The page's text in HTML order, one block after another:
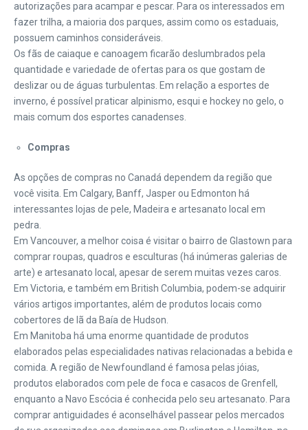
autorizações para acampar e pescar. Para os interessados em
fazer trilha, a maioria dos parques, assim como os estaduais,
possuem caminhos consideráveis.
Os fãs de caiaque e canoagem ficarão deslumbrados pela
quantidade e variedade de ofertas para os que gostam de
deslizar ou de águas turbulentas. Em relação a esportes de
inverno, é possível praticar alpinismo, esqui e hockey no gelo, o
mais comum dos esportes canadenses.
Compras
As opções de compras no Canadá dependem da região que
você visita. Em Calgary, Banff, Jasper ou Edmonton há
interessantes lojas de pele, Madeira e artesanato local em
pedra.
Em Vancouver, a melhor coisa é visitar o bairro de Glastown para
comprar roupas, quadros e esculturas (há inúmeras galerias de
arte) e artesanato local, apesar de serem muitas vezes caros.
Em Victoria, e também em British Columbia, podem-se adquirir
vários artigos importantes, além de produtos locais como
cobertores de lã da Baía de Hudson.
Em Manitoba há uma enorme quantidade de produtos
elaborados pelas especialidades nativas relacionadas a bebida e
comida. A região de Newfoundland é famosa pelas jóias,
produtos elaborados com pele de foca e casacos de Grenfell,
enquanto a Navo Escócia é conhecida pelo seu artesanato. Para
comprar antiguidades é aconselhável passear pelos mercados